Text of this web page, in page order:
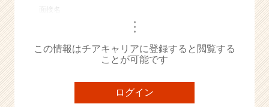
ら
ス
ト
面接名
・・・
この情報はチアキャリアに登録すると閲覧する
ことが可能です
ログイン